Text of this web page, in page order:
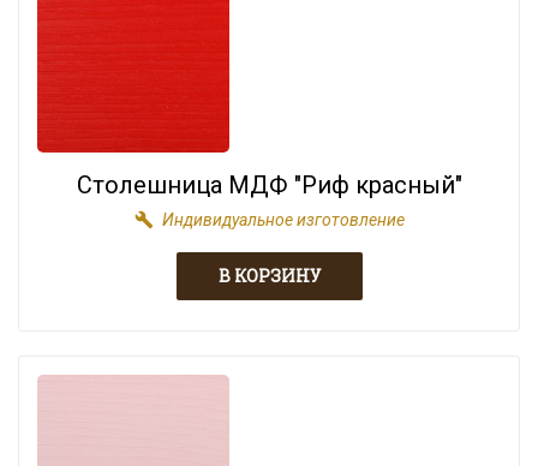
Столешница МДФ "Риф красный"
build Индивидуальное изготовление